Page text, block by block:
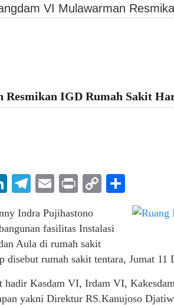
VI Mulawarman
Resmikan IGD Rumah Sakit
LinkedIn
Telegram
EmailPrintCopy
Link
Indra Pujihastono
fasilitas Instalasi
Aula di rumah sakit
disebut rumah sakit tentara, Jumat 11
hadir Kasdam VI, Irdam VI,
yakni Direktur RS.Kanujoso